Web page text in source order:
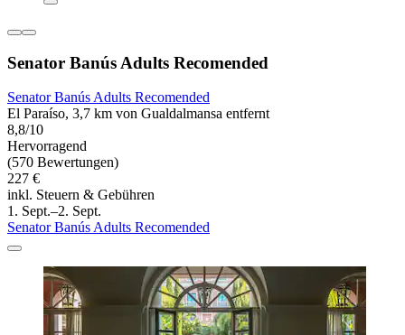
Senator Banús Adults Recomended
Senator Banús Adults Recomended
El Paraíso, 3,7 km von Gualdalmansa entfernt
8,8/10
Hervorragend
(570 Bewertungen)
227 €
inkl. Steuern & Gebühren
1. Sept.–2. Sept.
Senator Banús Adults Recomended